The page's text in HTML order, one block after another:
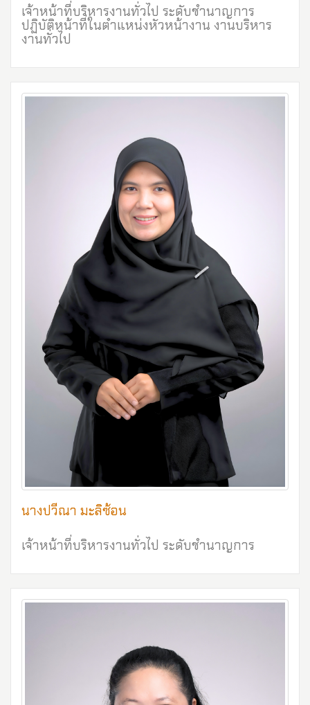
เจ้าหน้าที่บริหารงานทั่วไป ระดับชำนาญการ
ปฏิบัติหน้าที่ในตำแหน่งหัวหน้างาน งานบริหาร
งานทั่วไป
นางปวีณา มะลิซ้อน
เจ้าหน้าที่บริหารงานทั่วไป ระดับชำนาญการ